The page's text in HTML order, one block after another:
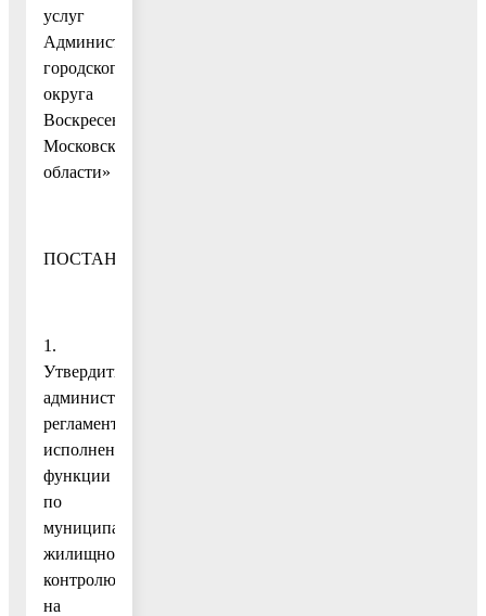
услуг
Администрации
городского
округа
Воскресенск
Московской
области»
ПОСТАНОВЛЯЮ:
1.
Утвердить
административный
регламент
исполнения
функции
по
муниципальному
жилищному
контролю
на